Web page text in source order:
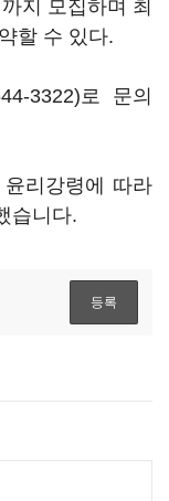
지 모집하며 최
할 수 있다.
3322)로 문의
리강령에 따라
습니다.